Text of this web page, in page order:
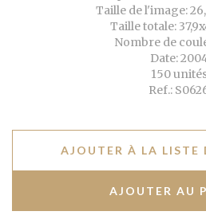
Taille de l'image:
Taille totale:
Nombre de
Date:
150
Ref.:
AJOUTER À LA LISTE